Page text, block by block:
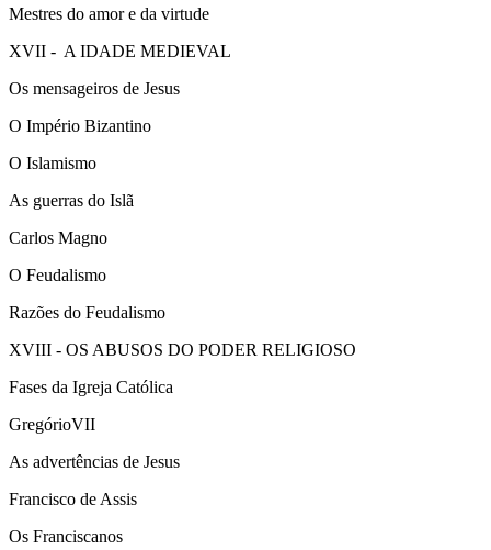
Mestres do amor e da virtude
XVII - A IDADE MEDIEVAL
Os mensageiros de Jesus
O Império Bizantino
O Islamismo
As guerras do Islã
Carlos Magno
O Feudalismo
Razões do Feudalismo
XVIII - OS ABUSOS DO PODER RELIGIOSO
Fases da Igreja Católica
GregórioVII
As advertências de Jesus
Francisco de Assis
Os Franciscanos